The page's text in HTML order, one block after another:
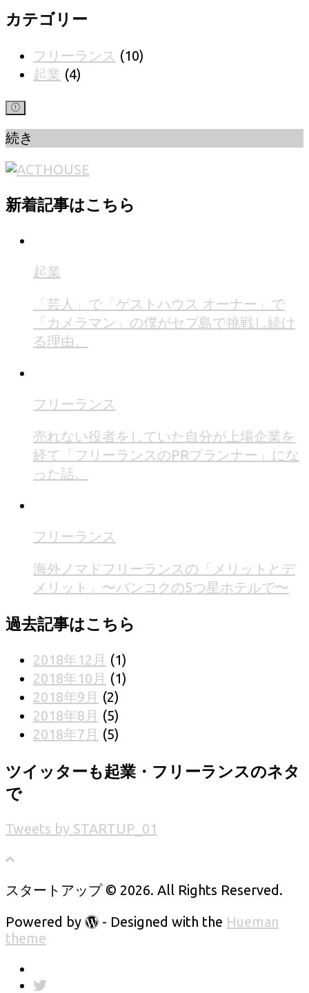
カテゴリー
フリーランス (10)
起業 (4)
続き
新着記事はこちら
起業
「芸人」で「ゲストハウス オーナー」で
「カメラマン」の僕がセブ島で挑戦し続け
る理由。
フリーランス
売れない役者をしていた自分が上場企業を
経て「フリーランスのPRプランナー」にな
った話。
フリーランス
海外ノマドフリーランスの「メリットとデ
メリット」〜バンコクの5つ星ホテルで〜
過去記事はこちら
2018年12月 (1)
2018年10月 (1)
2018年9月 (2)
2018年8月 (5)
2018年7月 (5)
ツイッターも起業・フリーランスのネタ
で
Tweets by STARTUP_01
スタートアップ © 2026. All Rights Reserved.
Powered by
- Designed with the Hueman
theme